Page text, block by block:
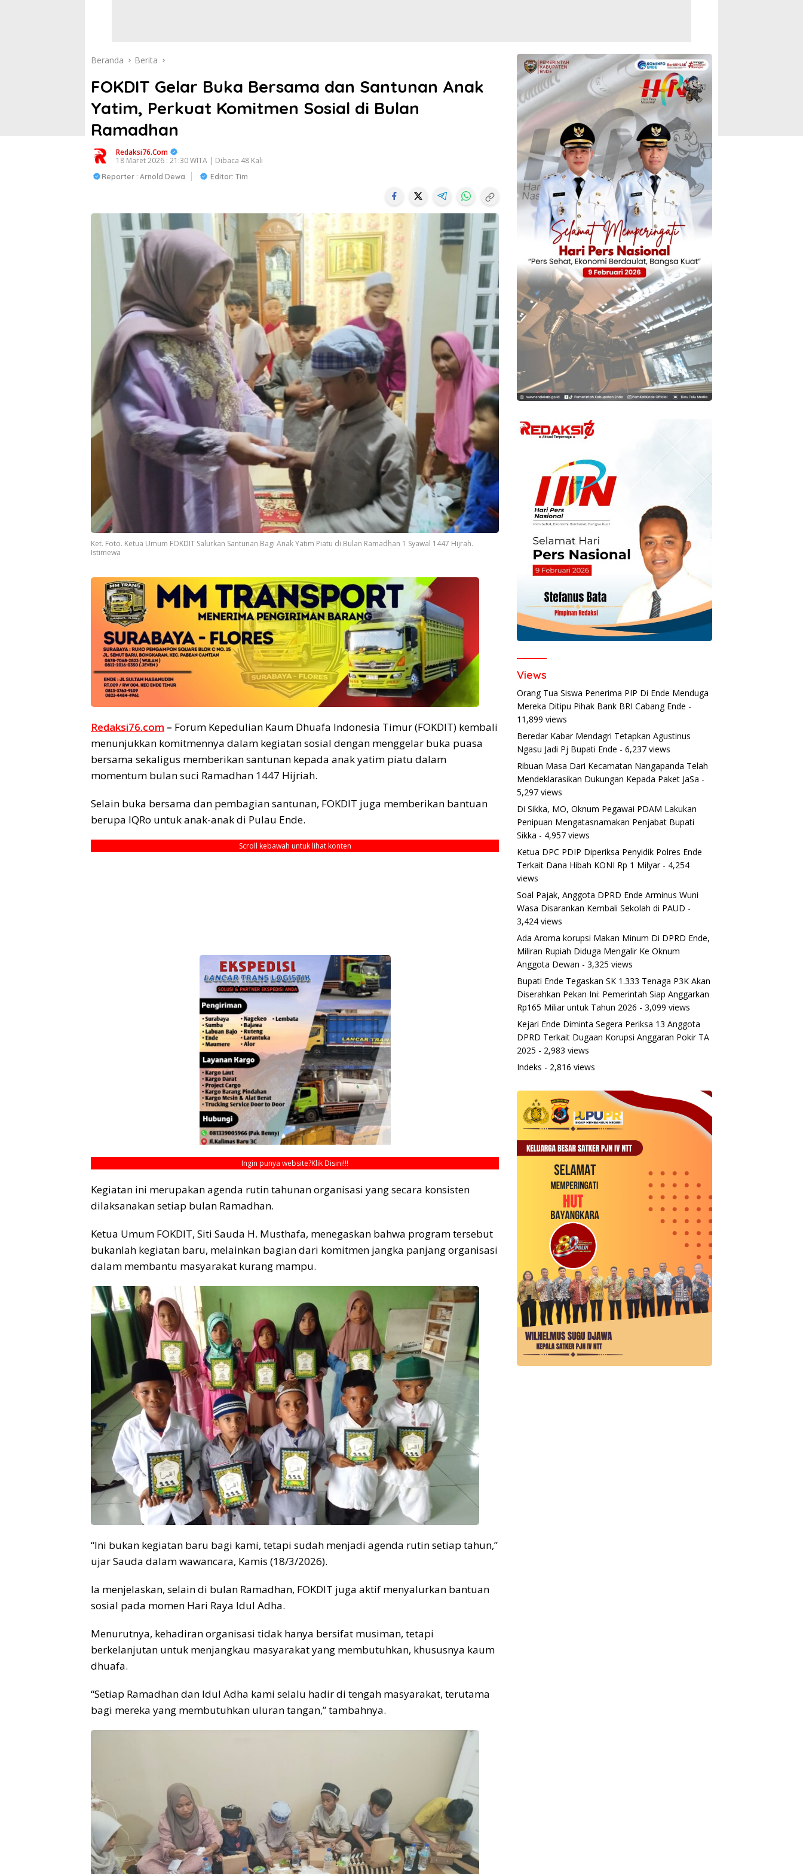
Beranda Berita
FOKDIT Gelar Buka Bersama dan Santunan Anak
Yatim, Perkuat Komitmen Sosial di Bulan
Ramadhan
Redaksi76.com
18 Maret 2026 : 21:30 WITA | Dibaca 48 Kali
Reporter : Arnold Dewa Editor: Tim
Ket. Foto. Ketua Umum FOKDIT Salurkan Santunan Bagi Anak Yatim Piatu di Bulan Ramadhan 1 Syawal 1447 Hijrah.
Istimewa
Redaksi76.com – Forum Kepedulian Kaum Dhuafa Indonesia Timur (FOKDIT) kembali
menunjukkan komitmennya dalam kegiatan sosial dengan menggelar buka puasa
bersama sekaligus memberikan santunan kepada anak yatim piatu dalam
momentum bulan suci Ramadhan 1447 Hijriah.
Selain buka bersama dan pembagian santunan, FOKDIT juga memberikan bantuan
berupa IQRo untuk anak-anak di Pulau Ende.
Scroll kebawah untuk lihat konten
Ingin punya website?Klik Disini!!!
Kegiatan ini merupakan agenda rutin tahunan organisasi yang secara konsisten
dilaksanakan setiap bulan Ramadhan.
Ketua Umum FOKDIT, Siti Sauda H. Musthafa, menegaskan bahwa program tersebut
bukanlah kegiatan baru, melainkan bagian dari komitmen jangka panjang organisasi
dalam membantu masyarakat kurang mampu.
“Ini bukan kegiatan baru bagi kami, tetapi sudah menjadi agenda rutin setiap tahun,”
ujar Sauda dalam wawancara, Kamis (18/3/2026).
Ia menjelaskan, selain di bulan Ramadhan, FOKDIT juga aktif menyalurkan bantuan
sosial pada momen Hari Raya Idul Adha.
Menurutnya, kehadiran organisasi tidak hanya bersifat musiman, tetapi
berkelanjutan untuk menjangkau masyarakat yang membutuhkan, khususnya kaum
dhuafa.
“Setiap Ramadhan dan Idul Adha kami selalu hadir di tengah masyarakat, terutama
bagi mereka yang membutuhkan uluran tangan,” tambahnya.
Views
Orang Tua Siswa Penerima PIP Di Ende Menduga
Mereka Ditipu Pihak Bank BRI Cabang Ende -
11,899 views
Beredar Kabar Mendagri Tetapkan Agustinus
Ngasu Jadi Pj Bupati Ende - 6,237 views
Ribuan Masa Dari Kecamatan Nangapanda Telah
Mendeklarasikan Dukungan Kepada Paket JaSa -
5,297 views
Di Sikka, MO, Oknum Pegawai PDAM Lakukan
Penipuan Mengatasnamakan Penjabat Bupati
Sikka - 4,957 views
Ketua DPC PDIP Diperiksa Penyidik Polres Ende
Terkait Dana Hibah KONI Rp 1 Milyar- 4,254
views
Soal Pajak, Anggota DPRD Ende Arminus Wuni
Wasa Disarankan Kembali Sekolah di PAUD -
3,424 views
Ada Aroma korupsi Makan Minum Di DPRD Ende,
Miliran Rupiah Diduga Mengalir Ke Oknum
Anggota Dewan - 3,325 views
Bupati Ende Tegaskan SK 1.333 Tenaga P3K Akan
Diserahkan Pekan Ini: Pemerintah Siap Anggarkan
Rp165 Miliar untuk Tahun 2026 - 3,099 views
Kejari Ende Diminta Segera Periksa 13 Anggota
DPRD Terkait Dugaan Korupsi Anggaran Pokir TA
2025 - 2,983 views
Indeks - 2,816 views